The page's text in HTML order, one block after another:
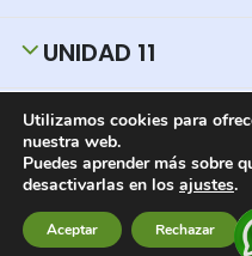
UNIDAD 11
UNIDAD 12
Utilizamos cookies para
nuestra web.
Puedes aprender más sobre
desactivarlas en los ajustes.
Aceptar Rechazar